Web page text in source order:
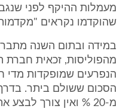
מעמלות ההיקף לפני
שהוקדמו נקראים
מהפוליסות, זכאית חברת
הנפרעים שמופקדות מדי
הסכום ששולם ביתר.
מ-20 % ואין צורך לבצע את הקיזוז.